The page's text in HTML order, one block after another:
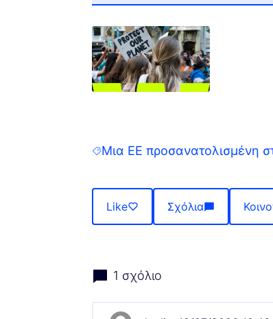
Filter results for: Μια ΕΕ
Μια ΕΕ προσανατολισμένη
Like Σχόλια
1 σχόλιο